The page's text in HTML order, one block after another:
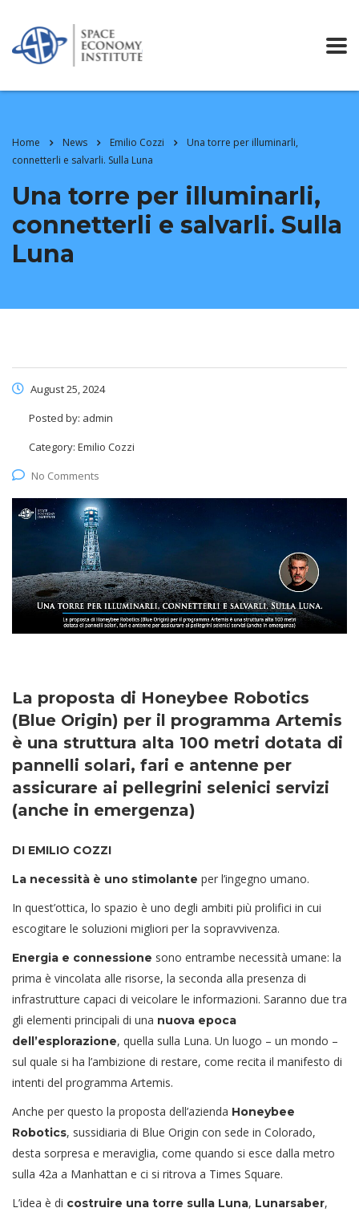
Home News Emilio Cozzi
Una torre per illuminarli,
connetterli e salvarli. Sulla Luna
Una torre per illuminarli,
connetterli e salvarli. Sulla
Luna
August 25, 2024
Posted by: admin
Category: Emilio Cozzi
No Comments
La proposta di Honeybee Robotics
(Blue Origin) per il programma Artemis
è una struttura alta 100 metri dotata di
pannelli solari, fari e antenne per
assicurare ai pellegrini selenici servizi
(anche in emergenza)
DI EMILIO COZZI
La necessità è uno stimolante per l’ingegno umano.
In quest’ottica, lo spazio è uno degli ambiti più prolifici in cui
escogitare le soluzioni migliori per la sopravvivenza.
Energia e connessione sono entrambe necessità umane: la
prima è vincolata alle risorse, la seconda alla presenza di
infrastrutture capaci di veicolare le informazioni. Saranno due tra
gli elementi principali di una nuova epoca
dell’esplorazione, quella sulla Luna. Un luogo – un mondo –
sul quale si ha l’ambizione di restare, come recita il manifesto di
intenti del programma Artemis.
Anche per questo la proposta dell’azienda Honeybee
Robotics, sussidiaria di Blue Origin con sede in Colorado,
desta sorpresa e meraviglia, come quando si esce dalla metro
sulla 42a a Manhattan e ci si ritrova a Times Square.
L’idea è di costruire una torre sulla Luna, Lunarsaber,